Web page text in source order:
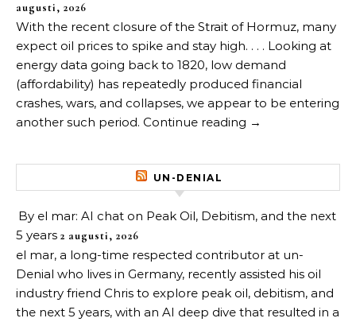
augusti, 2026
With the recent closure of the Strait of Hormuz, many
expect oil prices to spike and stay high. . . . Looking at
energy data going back to 1820, low demand
(affordability) has repeatedly produced financial
crashes, wars, and collapses, we appear to be entering
another such period. Continue reading →
UN-DENIAL
By el mar: AI chat on Peak Oil, Debitism, and the next
5 years 2 augusti, 2026
el mar, a long-time respected contributor at un-
Denial who lives in Germany, recently assisted his oil
industry friend Chris to explore peak oil, debitism, and
the next 5 years, with an AI deep dive that resulted in a